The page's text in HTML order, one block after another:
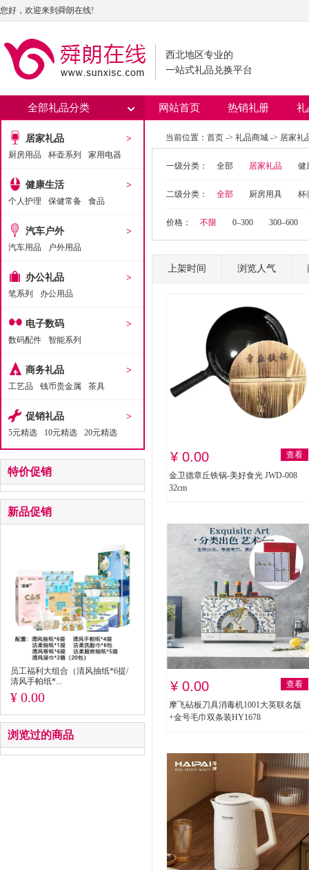
您好，欢迎来到舜朗在线!
西北地区专业的
一站式礼品兑换平台
全部礼品分类
居家礼品 >
厨房用品 杯壶系列 家用电器
健康生活 >
个人护理 保健常备 食品
汽车户外 >
汽车用品 户外用品
办公礼品 >
笔系列 办公用品
电子数码 >
数码配件 智能系列
商务礼品 >
工艺品 钱币贵金属 茶具
促销礼品 >
5元精选 10元精选 20元精选
网站首页 热销礼册 礼
特价促销
新品促销
员工福利大组合（清风抽纸*6提/
清风手帕纸*...
¥ 0.00
浏览过的商品
当前位置： 首页 -> 礼品商城 -> 居家礼
一级分类： 全部 居家礼品 健
二级分类： 全部 厨房用具 杯
价格： 不限 0–300 300–600
上架时间 浏览人气
¥ 0.00 查看
金卫德章丘铁锅-美好食光 JWD-008
32cm
¥ 0.00 查看
摩飞砧板刀具消毒机1001大英联名版
+金号毛巾双条装HY1678